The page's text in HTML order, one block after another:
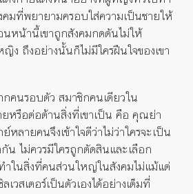
คมที่พยายามครอบใส่ความเป็นชายให้
นหน้านี้เขาถูกสังคมกดดันไม่ให้
ง ถึงอย่างนั้นก็ไม่มีใครฝืนใจของเขา
คนรอบตัว สมาชิกคนเดียวใน
หรือต่อต้านสิ่งที่เขาเป็น คือ คุณย่า
หลายคนจึงเข้าใจดีว่าไม่ว่าใครจะเป็น
น ไม่ควรมีใครถูกตัดสินและเลือก
ในสิ่งที่คนส่วนใหญ่ในสังคมไม่แม้แต่
วสเตอร์เป็นตัวเองได้อย่างเต็มที่